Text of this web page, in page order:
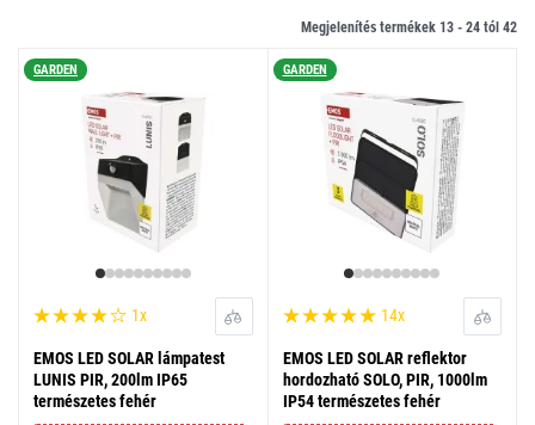
Megjelenítés termékek 13 - 24 tól 42
GARDEN
1x
EMOS LED SOLAR lámpatest
LUNIS PIR, 200lm IP65
természetes fehér
GARDEN
14x
EMOS LED SOLAR reflektor
hordozható SOLO, PIR, 1000lm
IP54 természetes fehér